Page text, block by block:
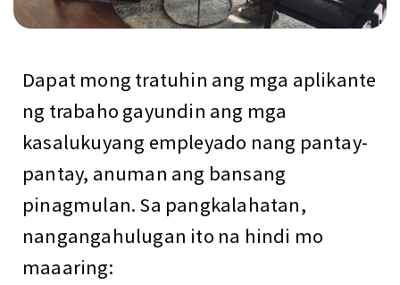
Dapat mong tratuhin ang mga aplikante
ng trabaho gayundin ang mga
kasalukuyang empleyado nang pantay-
pantay, anuman ang bansang
pinagmulan. Sa pangkalahatan,
nangangahulugan ito na hindi mo
maaaring: